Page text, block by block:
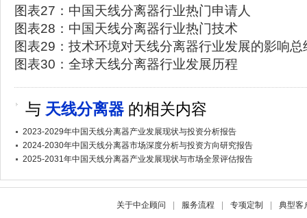
图表27：中国天线分离器行业热门申请人
图表28：中国天线分离器行业热门技术
图表29：技术环境对天线分离器行业发展的影响总
图表30：全球天线分离器行业发展历程
与 天线分离器 的相关内容
2023-2029年中国天线分离器产业发展现状与投资分析报告
2024-2030年中国天线分离器市场深度分析与投资方向研究报告
2025-2031年中国天线分离器产业发展现状与市场全景评估报告
关于中企顾问 服务流程 专项定制 典型客